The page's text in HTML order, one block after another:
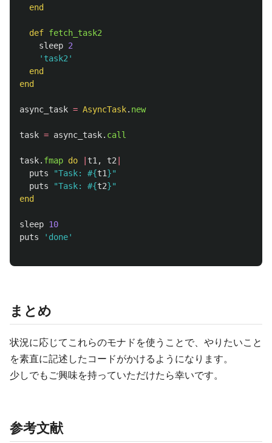
end
def fetch_task2
sleep 2
'task2'
end
end
async_task = AsyncTask. new
task = async_task. call
task. fmap do t1 , t2
puts
"Task: #{t1}"
puts
"Task: #{t2}"
end
sleep 10
puts
'done'
まとめ
状況に応じてこれらのモナドを使うことで、やりたいこと
を素直に記述したコードがかけるようになります。
少しでもご興味を持っていただけたら幸いです。
参考文献